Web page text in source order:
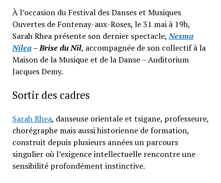
À l’occasion du Festival des Danses et Musiques
Ouvertes de Fontenay-aux-Roses, le 31 mai à 19h,
Sarah Rhea présente son dernier spectacle,Nesma
Nilea– Brise du Nil, accompagnée de son collectif à la
Maison de la Musique et de la Danse – Auditorium
Jacques Demy.
Sortir des cadres
Sarah Rhea, danseuse orientale et tsigane, professeure,
chorégraphe mais aussi historienne de formation,
construit depuis plusieurs années un parcours
singulier où l’exigence intellectuelle rencontre une
sensibilité profondément instinctive.